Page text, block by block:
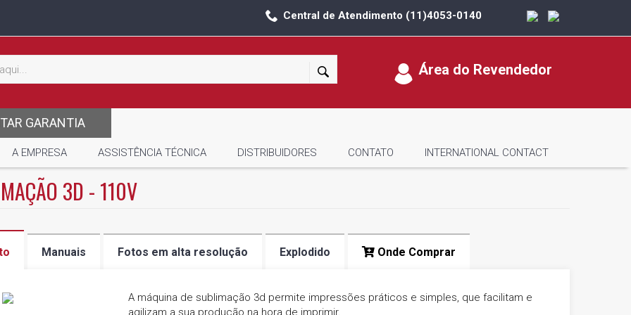
Central de Atendimento (11)4053-0140
Área do Revendedor
GARANTIA
A EMPRESA ASSISTÊNCIA TÉCNICA DISTRIBUIDORES CONTATO INTERNATIONAL CONTACT
3D - 110V
Manuais Fotos em alta resolução Explodido Onde Comprar
A máquina de sublimação 3d permite impressões práticos e simples, que facilitam e
agilizam a sua produção na hora de imprimir.